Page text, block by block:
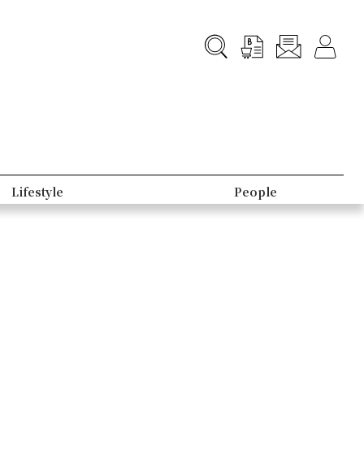
Lifestyle People